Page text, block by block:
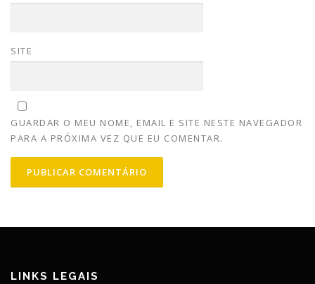
SITE
GUARDAR O MEU NOME, EMAIL E SITE NESTE NAVEGADOR
PARA A PRÓXIMA VEZ QUE EU COMENTAR.
LINKS LEGAIS